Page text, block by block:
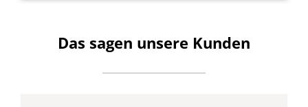
Das sagen unsere Kunden